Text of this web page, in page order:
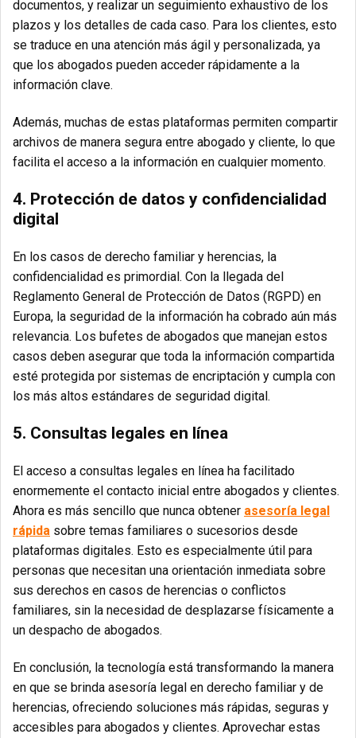
documentos, y realizar un seguimiento exhaustivo de los
plazos y los detalles de cada caso. Para los clientes, esto
se traduce en una atención más ágil y personalizada, ya
que los abogados pueden acceder rápidamente a la
información clave.
Además, muchas de estas plataformas permiten compartir
archivos de manera segura entre abogado y cliente, lo que
facilita el acceso a la información en cualquier momento.
4. Protección de datos y confidencialidad
digital
En los casos de derecho familiar y herencias, la
confidencialidad es primordial. Con la llegada del
Reglamento General de Protección de Datos (RGPD) en
Europa, la seguridad de la información ha cobrado aún más
relevancia. Los bufetes de abogados que manejan estos
casos deben asegurar que toda la información compartida
esté protegida por sistemas de encriptación y cumpla con
los más altos estándares de seguridad digital.
5. Consultas legales en línea
El acceso a consultas legales en línea ha facilitado
enormemente el contacto inicial entre abogados y clientes.
Ahora es más sencillo que nunca obtener asesoría legal
rápida sobre temas familiares o sucesorios desde
plataformas digitales. Esto es especialmente útil para
personas que necesitan una orientación inmediata sobre
sus derechos en casos de herencias o conflictos
familiares, sin la necesidad de desplazarse físicamente a
un despacho de abogados.
En conclusión, la tecnología está transformando la manera
en que se brinda asesoría legal en derecho familiar y de
herencias, ofreciendo soluciones más rápidas, seguras y
accesibles para abogados y clientes. Aprovechar estas